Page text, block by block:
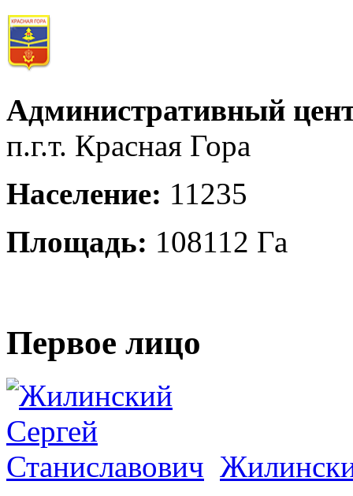
Административный
п.г.т. Красная Гора
Население: 11235
Площадь: 108112 Га
Первое лицо